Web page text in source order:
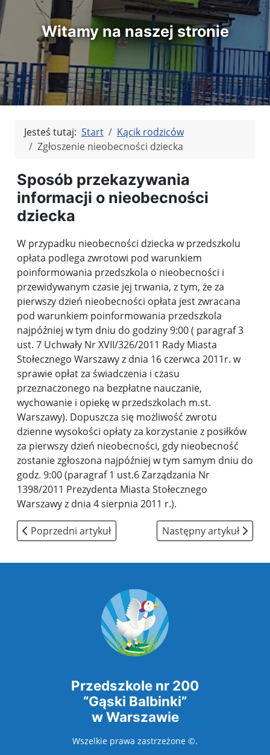
Witamy na naszej stronie
Jesteś tutaj: Start
Kącik rodziców
Zgłoszenie nieobecności dziecka
Sposób przekazywania
informacji o nieobecności
dziecka
W przypadku nieobecności dziecka w przedszkolu
opłata podlega zwrotowi pod warunkiem
poinformowania przedszkola o nieobecności i
przewidywanym czasie jej trwania, z tym, że za
pierwszy dzień nieobecności opłata jest zwracana
pod warunkiem poinformowania przedszkola
najpóźniej w tym dniu do godziny 9:00 ( paragraf 3
ust. 7 Uchwały Nr XVII/326/2011 Rady Miasta
Stołecznego Warszawy z dnia 16 czerwca 2011r. w
sprawie opłat za świadczenia i czasu
przeznaczonego na bezpłatne nauczanie,
wychowanie i opiekę w przedszkolach m.st.
Warszawy). Dopuszcza się możliwość zwrotu
dzienne wysokości opłaty za korzystanie z posiłków
za pierwszy dzień nieobecności, gdy nieobecność
zostanie zgłoszona najpóźniej w tym samym dniu do
godz. 9:00 (paragraf 1 ust.6 Zarządzania Nr
1398/2011 Prezydenta Miasta Stołecznego
Warszawy z dnia 4 sierpnia 2011 r.).
Poprzedni artykuł: ramowy rozkład dnia
Poprzedni artykuł Następny artykuł:
Następny artykuł
Przedszkole nr 200
“Gąski Balbinki”
w Warszawie
Wszelkie prawa zastrzeżone ©.